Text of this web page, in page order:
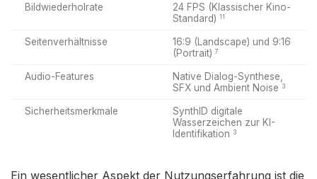
Bildwiederholrate
24 FPS (Klassischer Kino-
Standard) 11
Seitenverhältnisse
16:9 (Landscape) und 9:16
(Portrait) 7
Audio-Features
Native Dialog-Synthese,
SFX und Ambient Noise 3
Sicherheitsmerkmale
SynthID digitale
Wasserzeichen zur KI-
Identifikation 3
Ein wesentlicher Aspekt der Nutzungserfahrung ist die